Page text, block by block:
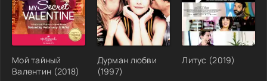
Мой тайный
Валентин (2018)
Дурман любви
(1997)
Литус (2019)